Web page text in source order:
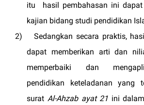
itu
hasil pembahasan ini
kajian bidang studi pendidikan
2)
Sedangkan secara praktis,
dapat memberikan arti dan
memperbaiki dan
pendidikan keteladanan yang
suratAl-Ahzab ayat 21 ini